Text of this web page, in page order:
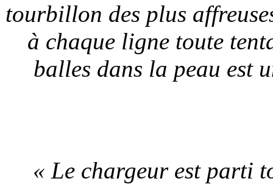
tourbillon des plus
à chaque ligne toute
balles dans la peau est
« Le chargeur est parti